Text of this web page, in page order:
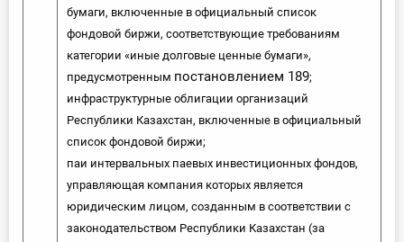
бумаги, включенные в официальный список
фондовой биржи, соответствующие требованиям
категории «иные долговые ценные бумаги»,
предусмотренным постановлением 189;
инфраструктурные облигации организаций
Республики Казахстан, включенные в официальный
список фондовой биржи;
паи интервальных паевых инвестиционных фондов,
управляющая компания которых является
юридическим лицом, созданным в соответствии с
законодательством Республики Казахстан (за